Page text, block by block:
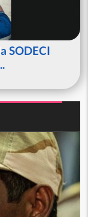
SODECI